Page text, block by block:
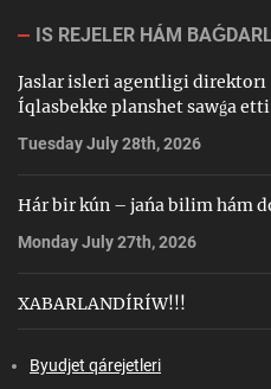
IS REJELER HÁM
Jaslar isleri agentligi direktorı
Íqlasbekke planshet sawǵa etti
Tuesday July 28th, 2026
Hár bir kún – jańa bilim hám
Monday July 27th, 2026
XABARLANDÍRÍW!!!
Byudjet qárejetleri